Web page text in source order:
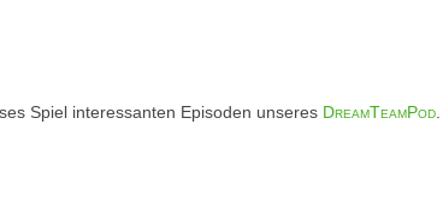
Spiel interessanten Episoden unseres DreamTeamPod